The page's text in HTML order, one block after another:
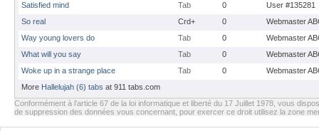
Satisfied mind
Tab 0
User #135281
So real
Crd+ 0
Webmaster
Way young lovers do
Tab 0
Webmaster
What will you say
Tab 0
Webmaster
Woke up in a strange place
Tab 0
Webmaster
More Hallelujah (6) tabs at 911 tabs.com
Conformément à l’article 67 de la loi informatique et liberté du 17 Juillet 1978, vous
de suppression des données vous concernant, pour exercer ce droit utilisez la zone